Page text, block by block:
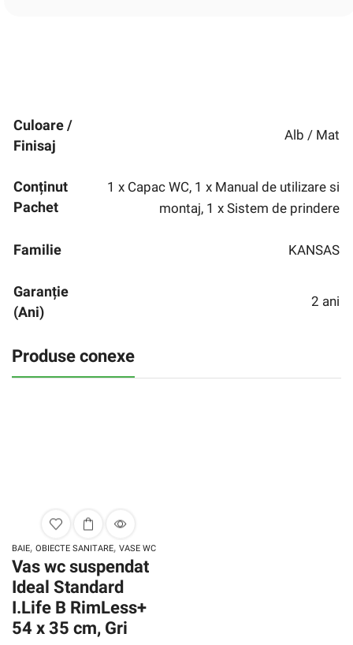
Culoare /
Finisaj
Alb / Mat
Conținut
Pachet
1 x Capac WC, 1 x Manual de utilizare si
montaj, 1 x Sistem de prindere
Familie KANSAS
Garanție
(ani)
2 ani
Produse conexe
BAIE, OBIECTE SANITARE, VASE WC
Vas wc suspendat
Ideal Standard
I.Life B RimLess+
54 x 35 cm, Gri